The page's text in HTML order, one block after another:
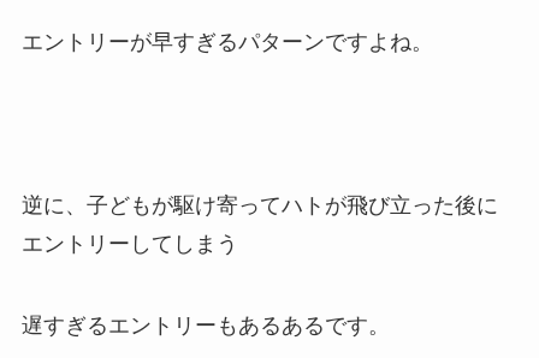
エントリーが早すぎるパターンですよね。
逆に、子どもが駆け寄ってハトが飛び立った後に
エントリーしてしまう
遅すぎるエントリーもあるあるです。